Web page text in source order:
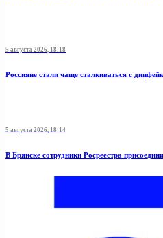
5 августа 2026, 18:18
Россияне стали чаще сталкиваться с
5 августа 2026, 18:14
В Брянске сотрудники Росреестра